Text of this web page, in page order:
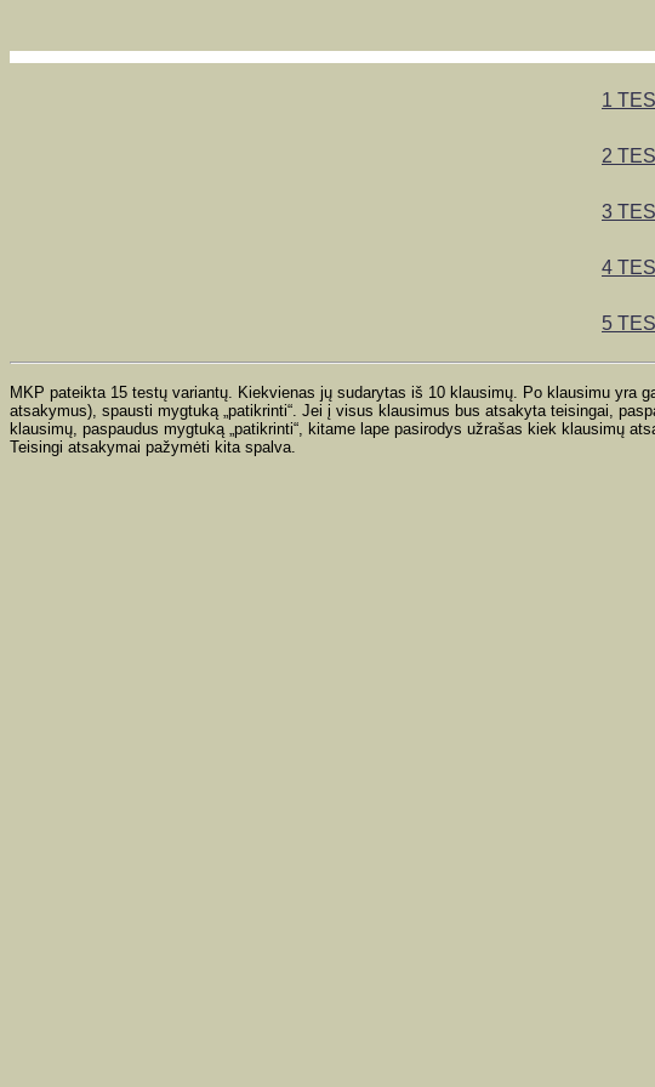
1
2
3
4
5
MKP pateikta 15 testų variantų. Kiekvienas jų sudarytas iš 10 klausimų. Po klausimu
atsakymus), spausti mygtuką „patikrinti“. Jei į visus klausimus bus atsakyta teisingai,
klausimų, paspaudus mygtuką „patikrinti“, kitame lape pasirodys užrašas kiek klausimų
Teisingi atsakymai pažymėti kita spalva.